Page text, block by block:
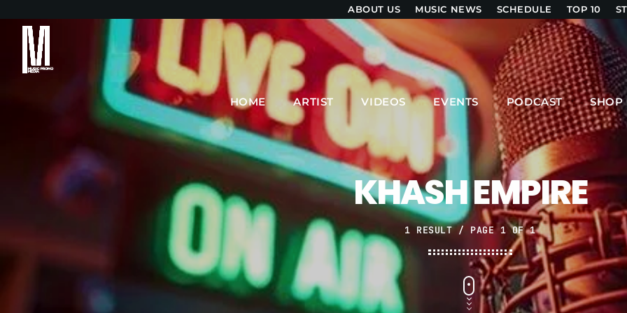
ABOUT US MUSIC NEWS SCHEDULE TOP 10
HOME ARTIST VIDEOS EVENTS PODCAST
UPCOMING SHOWS
ZOUK LOVERS
6:00 PM - 8:00 PM
SHOW ONE LIVE
8:00 PM - 9:00 PM
MPM MORNING POP
6:00 AM - 9:00 AM
KHASH EMPIRE
1 RESULT / PAGE 1 OF 1